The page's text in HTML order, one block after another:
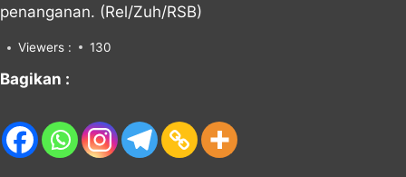
penanganan. (Rel/Zuh/RSB)
Viewers : 130
Bagikan :